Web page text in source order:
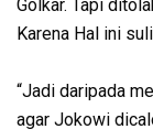
Golkar. Tapi
Karena Hal ini
“Jadi daripada
agar Jokowi